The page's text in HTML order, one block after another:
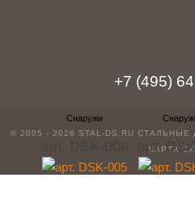
арт.
+7 (495)
© 2005 - 2026 STAL-DS.RU СТАЛЬНЫЕ
КАРТА